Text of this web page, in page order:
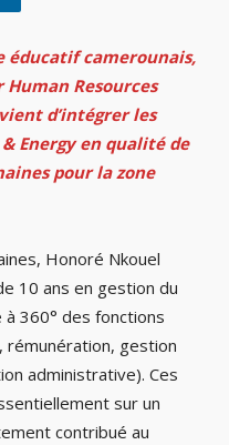
éducatif camerounais,
Resources
d’intégrer les
Energy en qualité de
pour la zone
Honoré Nkouel
10 ans en gestion du
à 360° des fonctions
gestion
administrative). Ces
sur un
contribué au